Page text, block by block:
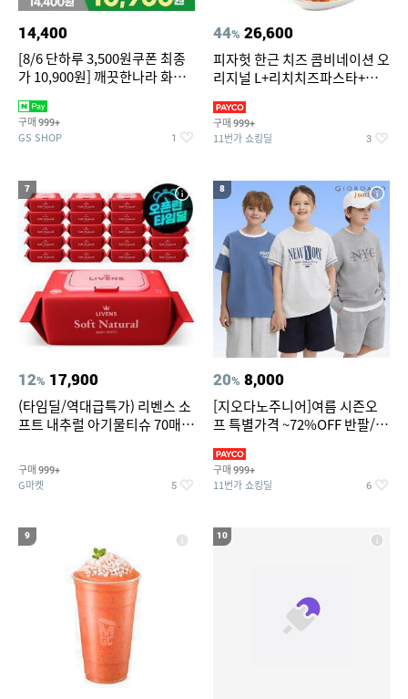
14,400
[8/6 단하루 3,500원쿠폰 최종
가 10,900원] 깨끗한나라 화장
롤
구매 999+
GS SHOP 1
44% 26,600
피자헛 한근 치즈 콤비네이션 오
리지널 L+리치치즈파스타+콜
구매 999+
11번가 쇼킹딜 3
7
12% 17,900
(타임딜/역대급특가) 리벤스 소
프트 내추럴 아기물티슈 70매
구매 999+
G마켓 5
8
20% 8,000
[지오다노주니어]여름 시즌오
프 특별가격 ~72%OFF 반팔/반
구매 999+
11번가 쇼킹딜 6
9 10